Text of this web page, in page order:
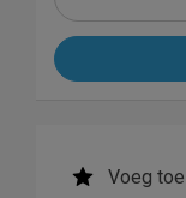
Voeg